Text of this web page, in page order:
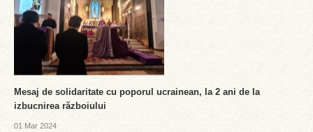
Mesaj de solidaritate cu poporul ucrainean, la 2 ani de la
izbucnirea războiului
01 Mar 2024